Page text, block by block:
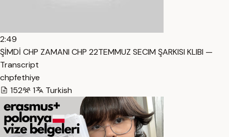
2:49
ŞİMDİ CHP ZAMANI CHP 22TEMMUZ SECIM ŞARKISI KLIBI —
Transcript
chpfethiye
152
1 Turkish